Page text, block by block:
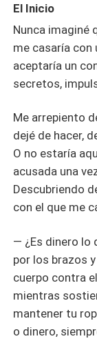
El Inicio
Nunca imaginé
me casaría con
aceptaría un
secretos,
Me arrepiento
dejé de hacer,
O no estaría
acusada una
Descubriendo
con el que me
— ¿Es dinero lo
por los brazos
cuerpo contra
mientras
mantener tu
o dinero,